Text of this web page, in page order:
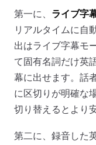
第一に、 ライブ字
リアルタイムに自
出はライブ字幕モ
て固有名詞だけ英
幕に出せます。話
に区切りが明確な
切り替えるとより
第二に、録音した